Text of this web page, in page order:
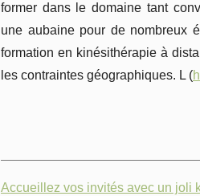
former dans le domaine tant
une aubaine pour de nombreux
formation en kinésithérapie à
les contraintes géographiques. L (
Accueillez vos invités avec un joli